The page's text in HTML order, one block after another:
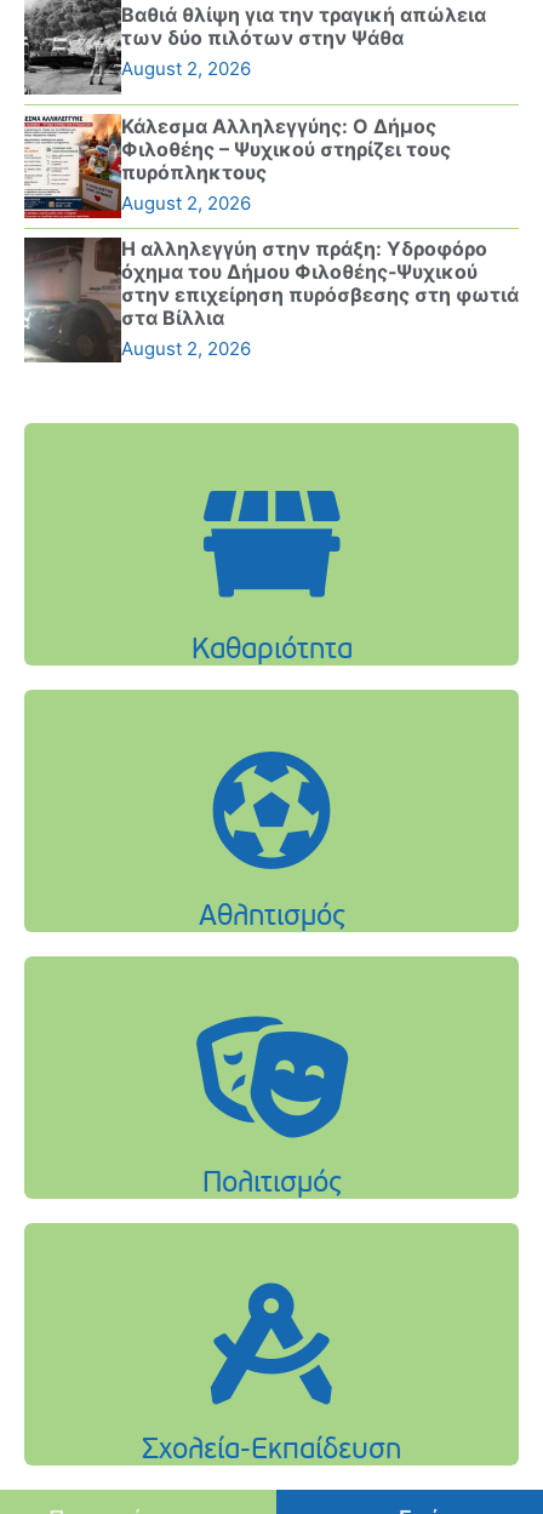
Βαθιά θλίψη για την τραγική απώλεια
των δύο πιλότων στην Ψάθα
August 2, 2026
Κάλεσμα Αλληλεγγύης: Ο Δήμος
Φιλοθέης – Ψυχικού στηρίζει τους
πυρόπληκτους
August 2, 2026
Η αλληλεγγύη στην πράξη: Υδροφόρο
όχημα του Δήμου Φιλοθέης-Ψυχικού
στην επιχείρηση πυρόσβεσης στη φωτιά
στα Βίλλια
August 2, 2026